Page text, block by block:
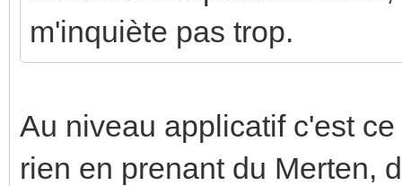
m'inquiète pas trop.
Au niveau applicatif c'est
rien en prenant du Merten,